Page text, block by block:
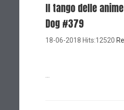
Il tango delle
Dog #379
18-06-2018 Hits:12520